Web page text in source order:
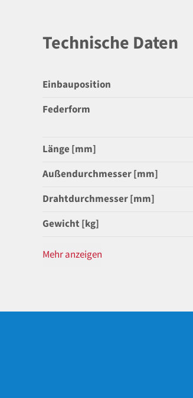
Technische Daten
Einbauposition
Federform
Länge [mm]
Außendurchmesser [mm]
Drahtdurchmesser [mm]
Gewicht [kg]
Mehr anzeigen